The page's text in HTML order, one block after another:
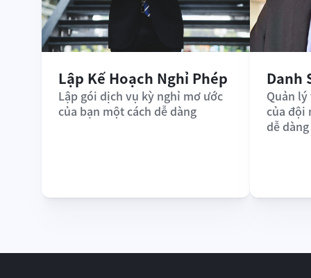
Lập Kế Hoạch Nghỉ Phép
Lập gói dịch vụ kỳ nghỉ mơ ước
của bạn một cách dễ dàng
Danh
Quản
của đội
dễ dàng